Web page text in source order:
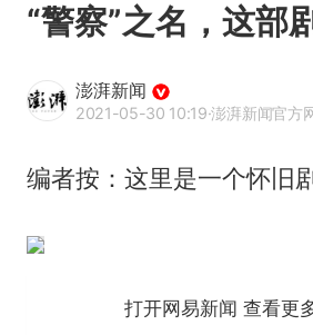
“警察”之名，这部
澎湃新闻
2021-05-30 10:19·澎湃新闻官方
编者按：这里是一个怀旧
打开网易新闻 查看更